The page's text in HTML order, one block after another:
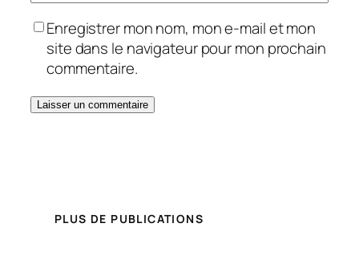
Enregistrer mon nom, mon e-mail et mon
site dans le navigateur pour mon prochain
commentaire.
PLUS DE PUBLICATIONS